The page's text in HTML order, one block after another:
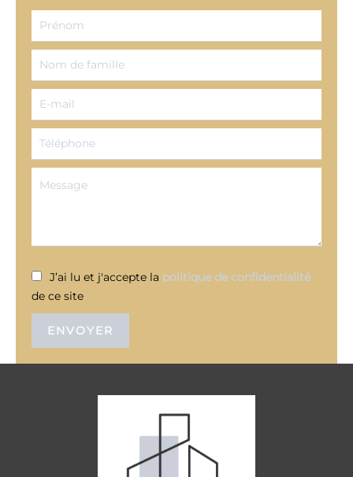
J’ai lu et j'accepte la politique de confidentialité
de ce site
ENVOYER